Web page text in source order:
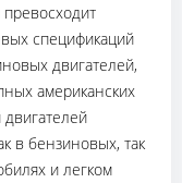
превосходит
спецификаций
двигателей,
американских
в бензиновых, так
и легком